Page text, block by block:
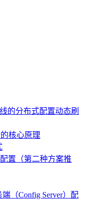
的分布式配置动态刷
核心原理
置（第二种方案推
（Config Server）配